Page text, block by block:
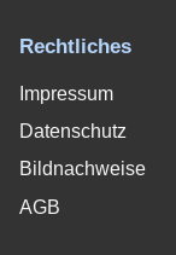
Rechtliches
Impressum
Datenschutz
Bildnachweise
AGB